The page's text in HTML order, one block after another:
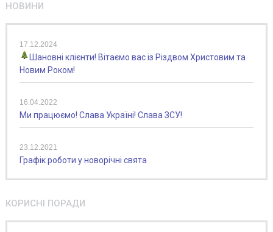
НОВИНИ
17.12.2024
Шановні клієнти! Вітаємо вас із Різдвом Христовим та
Новим Роком!
16.04.2022
Ми працюємо! Слава Україні! Слава ЗСУ!
23.12.2021
Графік роботи у новорічні свята
КОРИСНІ ПОРАДИ